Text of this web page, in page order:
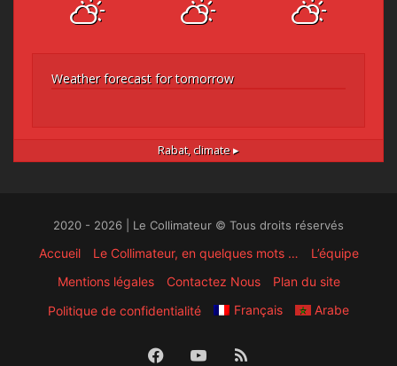
Weather forecast for tomorrow
Rabat, climate ▸
2020 - 2026 | Le Collimateur © Tous droits réservés
Accueil Le Collimateur, en quelques mots …
L’équipe
Mentions légales
Contactez Nous
Plan du site
Politique de confidentialité
Français Arabe
FacebookYouTube